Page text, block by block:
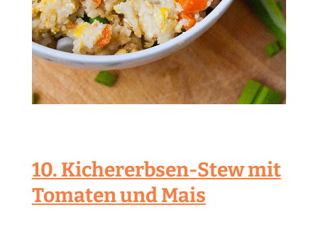
10. Kichererbsen-Stew mit
Tomaten und Mais